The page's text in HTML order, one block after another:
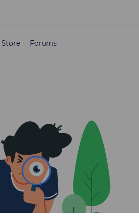
Store Forums